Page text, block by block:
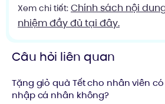
Xem chi tiết: Chính sách nội
nhiệm đầy đủ tại đây.
Câu hỏi liên quan
Tặng giỏ quà Tết cho nhân viên
nhập cá nhân không?